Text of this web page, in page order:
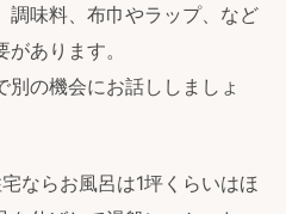
調味料、布巾やラップ、など
あります。
の機会にお話ししましょ
らお風呂は1坪くらいはほ